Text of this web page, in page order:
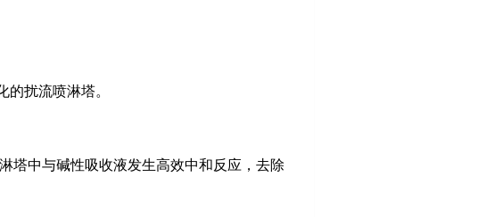
的扰流喷淋塔。
塔中与碱性吸收液发生高效中和反应，去除